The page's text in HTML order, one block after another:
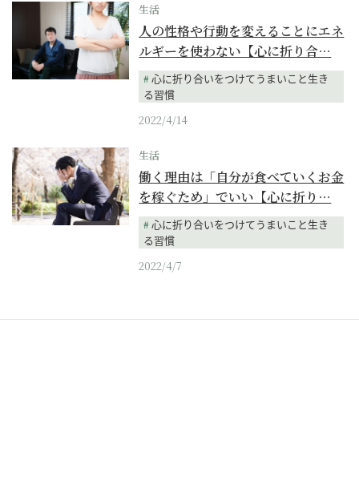
生活
人の性格や行動を変えることにエネ
ルギーを使わない【心に折り合…
心に折り合いをつけてうまいこと生き
る習慣
2022/4/14
生活
働く理由は「自分が食べていくお金
を稼ぐため」でいい【心に折り…
心に折り合いをつけてうまいこと生き
る習慣
2022/4/7